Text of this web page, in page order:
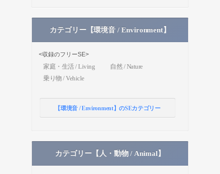
カテゴリー【環境音 / Environment】
<収録のフリーSE>
家庭・生活 / Living
自然 / Nature
乗り物 / Vehicle
【環境音 / Environment】のSEカテゴリー
カテゴリー【人・動物 / Animal】